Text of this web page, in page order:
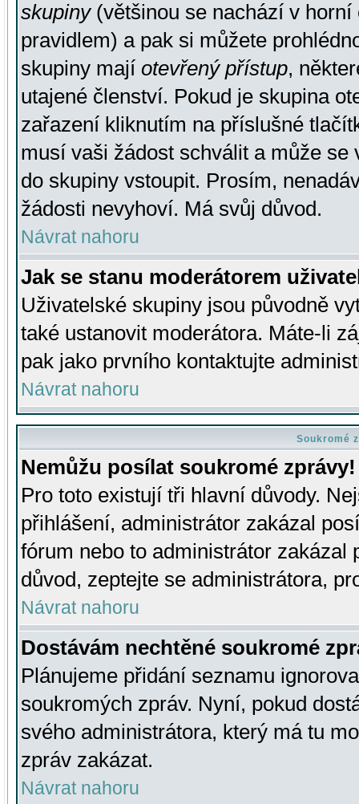
skupiny(většinou se nachází v horní
pravidlem) a pak si můžete
skupiny mají otevřený přístup,
utajené členství. Pokud je skupina
zařazení kliknutím na příslušné
musí vaši žádost schválit a může se
do skupiny vstoupit. Prosím,
žádosti nevyhoví. Má svůj důvod.
Návrat nahoru
Jak se stanu moderátorem
Uživatelské skupiny jsou původně
také ustanovit moderátora. Máte-li
pak jako prvního kontaktujte
Návrat nahoru
Soukromé
Nemůžu posílat soukromé zprávy!
Pro toto existují tři hlavní důvody.
přihlášení, administrátor zakázal
fórum nebo to administrátor zakázal
důvod, zeptejte se administrátora,
Návrat nahoru
Dostávám nechtěné soukromé
Plánujeme přidání seznamu
soukromých zpráv. Nyní, pokud
svého administrátora, který má tu
zpráv zakázat.
Návrat nahoru